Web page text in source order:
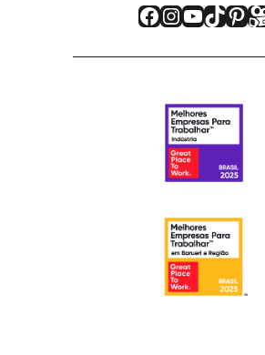
Facebook
Instagram
Youtube